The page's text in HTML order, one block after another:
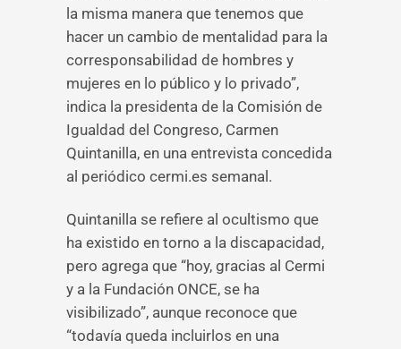
la misma manera que tenemos que
hacer un cambio de mentalidad para la
corresponsabilidad de hombres y
mujeres en lo público y lo privado”,
indica la presidenta de la Comisión de
Igualdad del Congreso, Carmen
Quintanilla, en una entrevista concedida
al periódico cermi.es semanal.
Quintanilla se refiere al ocultismo que
ha existido en torno a la discapacidad,
pero agrega que “hoy, gracias al Cermi
y a la Fundación ONCE, se ha
visibilizado”, aunque reconoce que
“todavía queda incluirlos en una